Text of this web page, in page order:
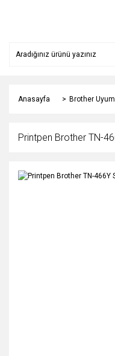
Anasayfa Brother
Printpen Brother TN-